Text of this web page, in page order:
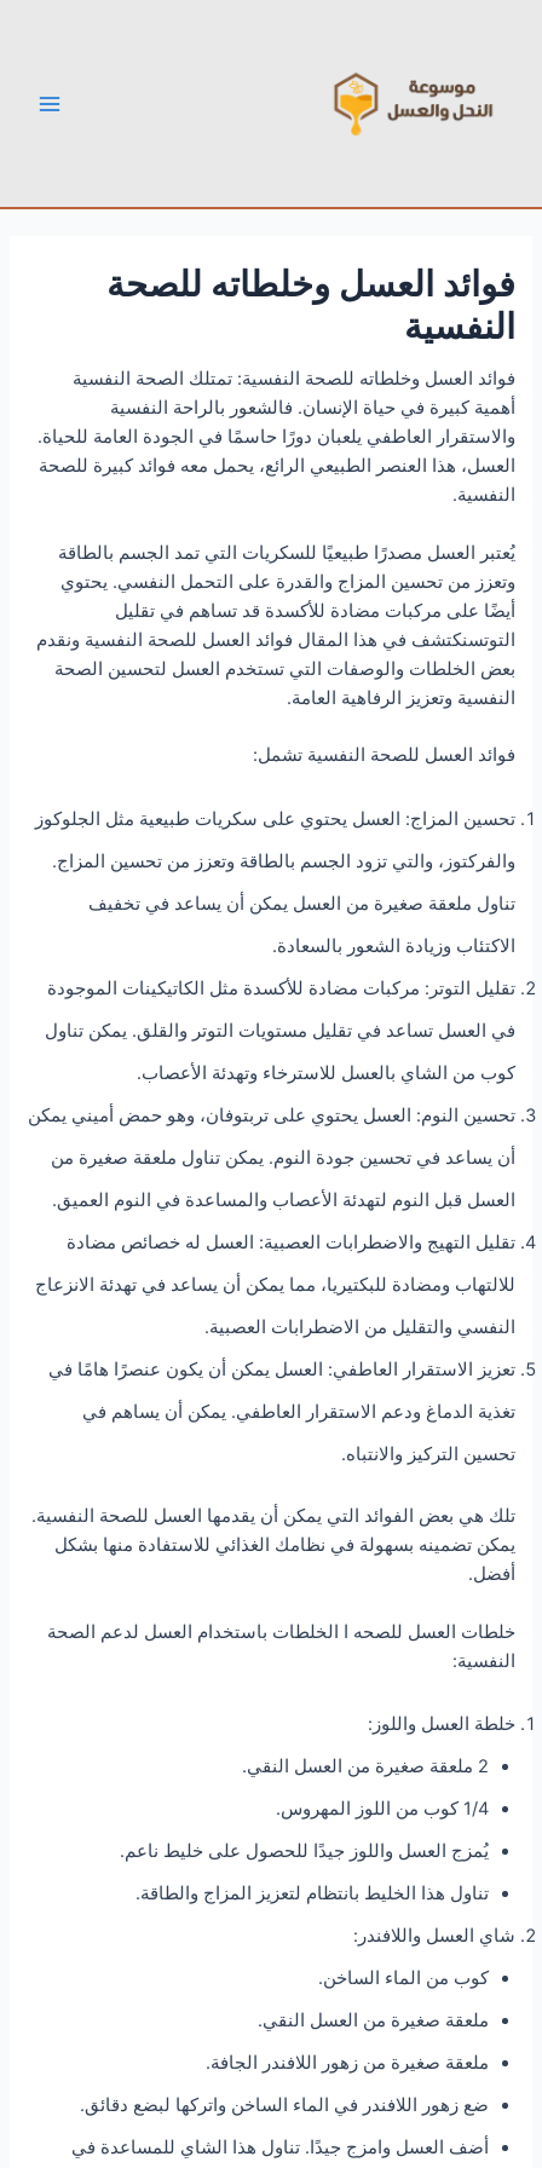
فوائد العسل وخلطاته للصحة
النفسية
فوائد العسل وخلطاته للصحة النفسية: تمتلك الصحة النفسية
أهمية كبيرة في حياة الإنسان. فالشعور بالراحة النفسية
والاستقرار العاطفي يلعبان دورًا حاسمًا في الجودة العامة للحياة.
العسل، هذا العنصر الطبيعي الرائع، يحمل معه فوائد كبيرة للصحة
النفسية.
يُعتبر العسل مصدرًا طبيعيًا للسكريات التي تمد الجسم بالطاقة
وتعزز من تحسين المزاج والقدرة على التحمل النفسي. يحتوي
أيضًا على مركبات مضادة للأكسدة قد تساهم في تقليل
التوتسنكتشف في هذا المقال فوائد العسل للصحة النفسية ونقدم
بعض الخلطات والوصفات التي تستخدم العسل لتحسين الصحة
النفسية وتعزيز الرفاهية العامة.
فوائد العسل للصحة النفسية تشمل:
تحسين المزاج: العسل يحتوي على سكريات طبيعية مثل الجلوكوز
والفركتوز، والتي تزود الجسم بالطاقة وتعزز من تحسين المزاج.
تناول ملعقة صغيرة من العسل يمكن أن يساعد في تخفيف
الاكتئاب وزيادة الشعور بالسعادة.
تقليل التوتر: مركبات مضادة للأكسدة مثل الكاتيكينات الموجودة
في العسل تساعد في تقليل مستويات التوتر والقلق. يمكن تناول
كوب من الشاي بالعسل للاسترخاء وتهدئة الأعصاب.
تحسين النوم: العسل يحتوي على تربتوفان، وهو حمض أميني يمكن
أن يساعد في تحسين جودة النوم. يمكن تناول ملعقة صغيرة من
العسل قبل النوم لتهدئة الأعصاب والمساعدة في النوم العميق.
تقليل التهيج والاضطرابات العصبية: العسل له خصائص مضادة
للالتهاب ومضادة للبكتيريا، مما يمكن أن يساعد في تهدئة الانزعاج
النفسي والتقليل من الاضطرابات العصبية.
تعزيز الاستقرار العاطفي: العسل يمكن أن يكون عنصرًا هامًا في
تغذية الدماغ ودعم الاستقرار العاطفي. يمكن أن يساهم في
تحسين التركيز والانتباه.
تلك هي بعض الفوائد التي يمكن أن يقدمها العسل للصحة النفسية.
يمكن تضمينه بسهولة في نظامك الغذائي للاستفادة منها بشكل
أفضل.
خلطات العسل للصحه ا الخلطات باستخدام العسل لدعم الصحة
النفسية:
خلطة العسل واللوز:
2 ملعقة صغيرة من العسل النقي.
1/4 كوب من اللوز المهروس.
يُمزج العسل واللوز جيدًا للحصول على خليط ناعم.
تناول هذا الخليط بانتظام لتعزيز المزاج والطاقة.
شاي العسل واللافندر:
كوب من الماء الساخن.
ملعقة صغيرة من العسل النقي.
ملعقة صغيرة من زهور اللافندر الجافة.
ضع زهور اللافندر في الماء الساخن واتركها لبضع دقائق.
أضف العسل وامزج جيدًا. تناول هذا الشاي للمساعدة في